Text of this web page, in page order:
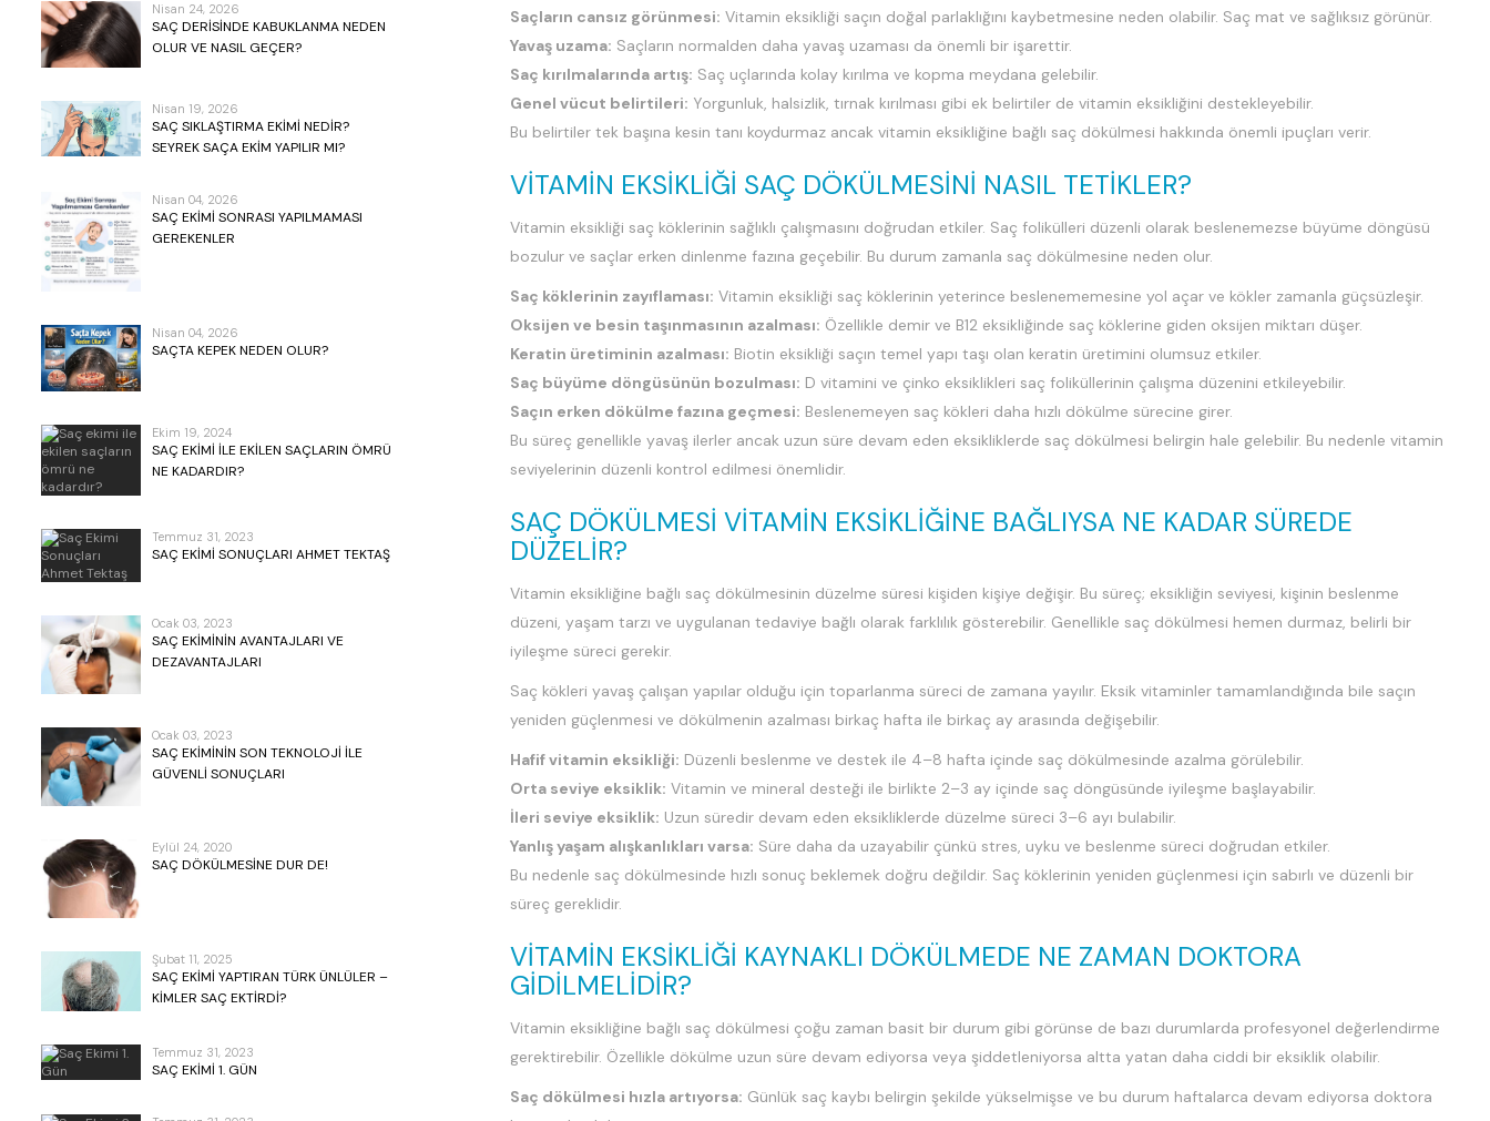
Nisan 24, 2026
SAÇ DERISINDE KABUKLANMA NEDEN
OLUR VE NASIL GEÇER?
Nisan 19, 2026
SAÇ SIKLAŞTIRMA EKIMI NEDIR?
SEYREK SAÇA EKIM YAPILIR MI?
Nisan 04, 2026
SAÇ EKIMI SONRASI YAPILMAMASI
GEREKENLER
Nisan 04, 2026
SAÇTA KEPEK NEDEN OLUR?
Ekim 19, 2024
SAÇ EKIMI ILE EKILEN SAÇLARIN ÖMRÜ
NE KADARDIR?
Temmuz 31, 2023
SAÇ EKIMI SONUÇLARI AHMET TEKTAŞ
Ocak 03, 2023
SAÇ EKIMININ AVANTAJLARI VE
DEZAVANTAJLARI
Ocak 03, 2023
SAÇ EKIMININ SON TEKNOLOJI ILE
GÜVENLI SONUÇLARI
Eylül 24, 2020
SAÇ DÖKÜLMESINE DUR DE!
Şubat 11, 2025
SAÇ EKIMI YAPTIRAN TÜRK ÜNLÜLER –
KIMLER SAÇ EKTIRDI?
Temmuz 31, 2023
SAÇ EKIMI 1. GÜN
Saçların cansız görünmesi: Vitamin eksikliği saçın doğal parlaklığını kaybetmesine neden olabilir. Saç mat ve sağlıksız görünür.
Yavaş uzama: Saçların normalden daha yavaş uzaması da önemli bir işarettir.
Saç kırılmalarında artış: Saç uçlarında kolay kırılma ve kopma meydana gelebilir.
Genel vücut belirtileri: Yorgunluk, halsizlik, tırnak kırılması gibi ek belirtiler de vitamin eksikliğini destekleyebilir.
Bu belirtiler tek başına kesin tanı koydurmaz ancak vitamin eksikliğine bağlı saç dökülmesi hakkında önemli ipuçları verir.
VITAMIN EKSIKLIĞI SAÇ DÖKÜLMESINI NASIL TETIKLER?
Vitamin eksikliği saç köklerinin sağlıklı çalışmasını doğrudan etkiler. Saç folikülleri düzenli olarak beslenemezse büyüme döngüsü
bozulur ve saçlar erken dinlenme fazına geçebilir. Bu durum zamanla saç dökülmesine neden olur.
Saç köklerinin zayıflaması: Vitamin eksikliği saç köklerinin yeterince beslenememesine yol açar ve kökler zamanla güçsüzleşir.
Oksijen ve besin taşınmasının azalması: Özellikle demir ve B12 eksikliğinde saç köklerine giden oksijen miktarı düşer.
Keratin üretiminin azalması: Biotin eksikliği saçın temel yapı taşı olan keratin üretimini olumsuz etkiler.
Saç büyüme döngüsünün bozulması: D vitamini ve çinko eksiklikleri saç foliküllerinin çalışma düzenini etkileyebilir.
Saçın erken dökülme fazına geçmesi: Beslenemeyen saç kökleri daha hızlı dökülme sürecine girer.
Bu süreç genellikle yavaş ilerler ancak uzun süre devam eden eksikliklerde saç dökülmesi belirgin hale gelebilir. Bu nedenle vitamin
seviyelerinin düzenli kontrol edilmesi önemlidir.
SAÇ DÖKÜLMESI VITAMIN EKSIKLIĞINE BAĞLIYSA NE KADAR SÜREDE
DÜZELIR?
Vitamin eksikliğine bağlı saç dökülmesinin düzelme süresi kişiden kişiye değişir. Bu süreç; eksikliğin seviyesi, kişinin beslenme
düzeni, yaşam tarzı ve uygulanan tedaviye bağlı olarak farklılık gösterebilir. Genellikle saç dökülmesi hemen durmaz, belirli bir
iyileşme süreci gerekir.
Saç kökleri yavaş çalışan yapılar olduğu için toparlanma süreci de zamana yayılır. Eksik vitaminler tamamlandığında bile saçın
yeniden güçlenmesi ve dökülmenin azalması birkaç hafta ile birkaç ay arasında değişebilir.
Hafif vitamin eksikliği: Düzenli beslenme ve destek ile 4–8 hafta içinde saç dökülmesinde azalma görülebilir.
Orta seviye eksiklik: Vitamin ve mineral desteği ile birlikte 2–3 ay içinde saç döngüsünde iyileşme başlayabilir.
İleri seviye eksiklik: Uzun süredir devam eden eksikliklerde düzelme süreci 3–6 ayı bulabilir.
Yanlış yaşam alışkanlıkları varsa: Süre daha da uzayabilir çünkü stres, uyku ve beslenme süreci doğrudan etkiler.
Bu nedenle saç dökülmesinde hızlı sonuç beklemek doğru değildir. Saç köklerinin yeniden güçlenmesi için sabırlı ve düzenli bir
süreç gereklidir.
VITAMIN EKSIKLIĞI KAYNAKLI DÖKÜLMEDE NE ZAMAN DOKTORA
GIDILMELIDIR?
Vitamin eksikliğine bağlı saç dökülmesi çoğu zaman basit bir durum gibi görünse de bazı durumlarda profesyonel değerlendirme
gerektirebilir. Özellikle dökülme uzun süre devam ediyorsa veya şiddetleniyorsa altta yatan daha ciddi bir eksiklik olabilir.
Saç dökülmesi hızla artıyorsa: Günlük saç kaybı belirgin şekilde yükselmişse ve bu durum haftalarca devam ediyorsa doktora